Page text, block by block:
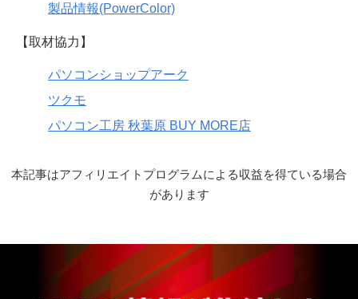
製品情報(PowerColor)
【取材協力】
パソコンショップアーク
ツクモ
パソコン工房 秋葉原 BUY MORE店
本記事はアフィリエイトプログラムによる収益を得ている場合
があります